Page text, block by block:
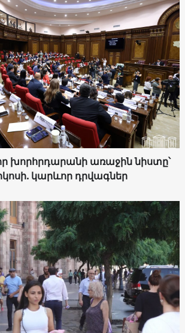
խորհրդարանի առաջին նիստը՝
կարևոր դրվագներ